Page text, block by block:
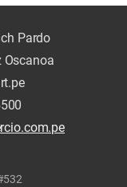
Pardo
Oscanoa